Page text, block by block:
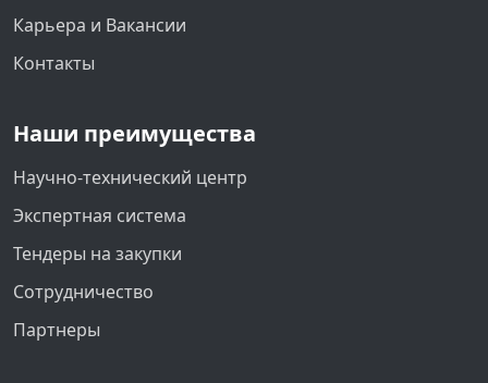
Карьера и Вакансии
Контакты
Наши преимущества
Научно-технический центр
Экспертная система
Тендеры на закупки
Сотрудничество
Партнеры